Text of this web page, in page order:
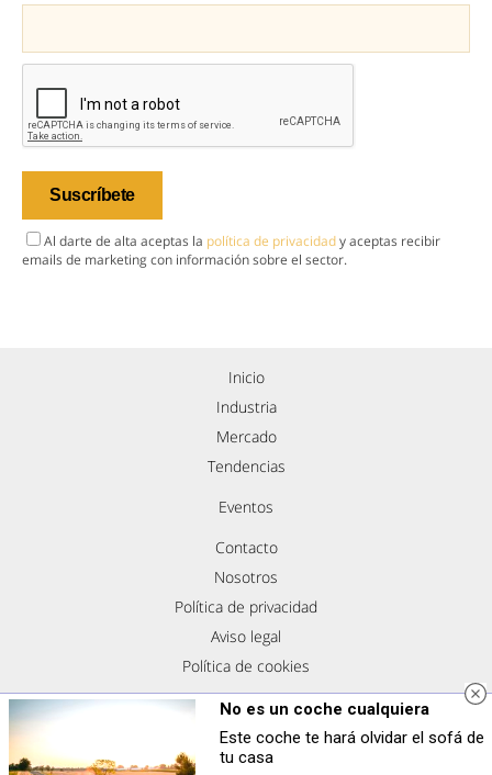
Al darte de alta aceptas la política de privacidady aceptas recibir
emails de marketing con información sobre el sector.
Inicio
Industria
Mercado
Tendencias
Eventos
Contacto
Nosotros
Política de privacidad
Aviso legal
Política de cookies
Síguenos
No es un coche cualquiera
Este coche te hará olvidar el sofá de
tu casa